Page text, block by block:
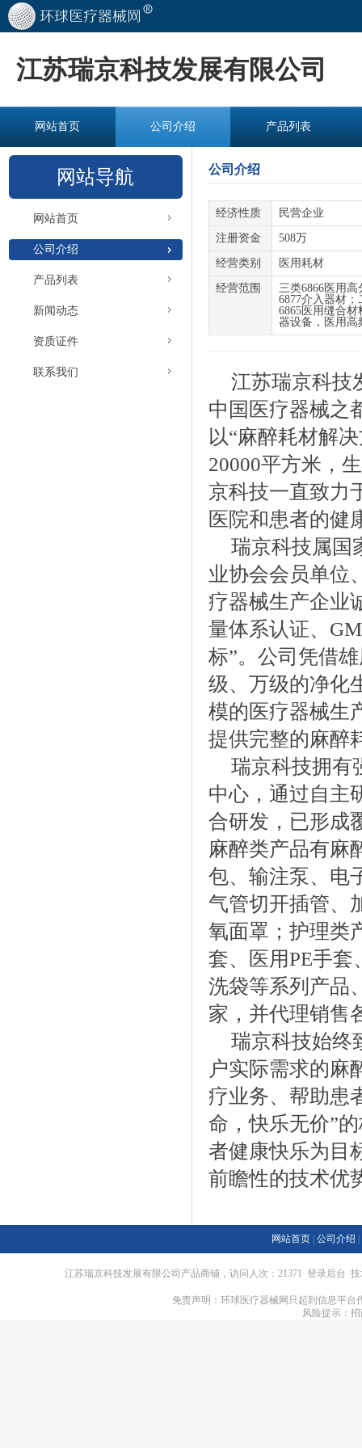
江苏瑞京科技发展有限公司
网站首页 公司介绍 产品列表
网站导航
网站首页
公司介绍
产品列表
新闻动态
资质证件
联系我们
公司介绍
经济性质 民营企业
注册资金 508万
经营类别 医用耗材
经营范围
三类6866医用
6877介入器材
6865医用缝合
器设备，医用高
江苏瑞京科技
中国医疗器械之
以“麻醉耗材解
20000平方米，
京科技一直致力
医院和患者的健
瑞京科技属国
业协会会员单位
疗器械生产企业
量体系认证、
标”。公司凭借
级、万级的净化
模的医疗器械生
提供完整的麻醉
瑞京科技拥有
中心，通过自主
合研发，已形成
麻醉类产品有麻
包、输注泵、电
气管切开插管、
氧面罩；护理类
套、医用PE手
洗袋等系列产品
家，并代理销售
瑞京科技始终
户实际需求的麻
疗业务、帮助患
命，快乐无价”
者健康快乐为目
前瞻性的技术优
网站首页 公司介绍
江苏瑞京科技发展有限公司产品商铺，访问人次：21371登录后台
免责声明：环球医疗器械网只起到信息平
风险提示：